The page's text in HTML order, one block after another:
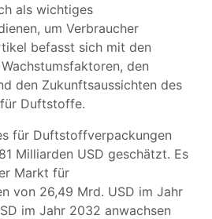
als wichtiges
um Verbraucher
befasst sich mit den
den
den Zukunftsaussichten des
Duftstoffe.
für Duftstoffverpackungen
Milliarden USD geschätzt. Es
Markt für
von 26,49 Mrd. USD im Jahr
im Jahr 2032 anwachsen